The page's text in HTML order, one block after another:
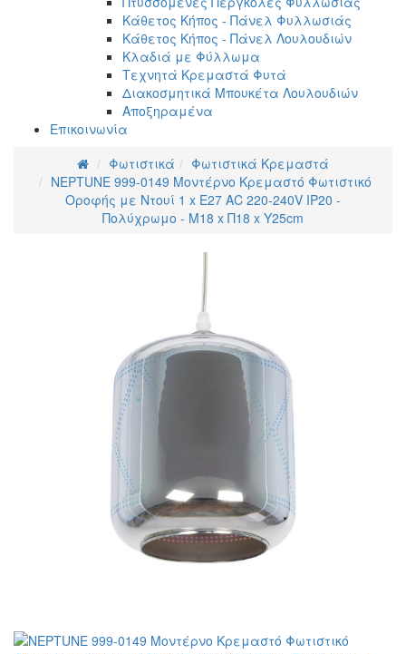
Κάθετος Κήπος - Πάνελ Φυλλωσιάς
Κάθετος Κήπος - Πάνελ Λουλουδιών
Κλαδιά με Φύλλωμα
Τεχνητά Κρεμαστά Φυτά
Διακοσμητικά Μπουκέτα Λουλουδιών
Αποξηραμένα
Επικοινωνία
Φωτιστικά
Φωτιστικά Κρεμαστά
NEPTUNE 999-0149 Μοντέρνο Κρεμαστό Φωτιστικό
Οροφής με Ντουί 1 x E27 AC 220-240V IP20 -
Πολύχρωμο - Μ18 x Π18 x Υ25cm